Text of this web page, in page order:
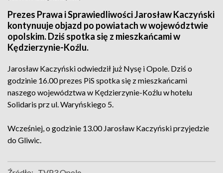
Prezes Prawa i Sprawiedliwości Jarosław Kaczyński
kontynuuje objazd po powiatach w województwie
opolskim. Dziś spotka się z mieszkańcami w
Kędzierzynie-Koźlu.
Jarosław Kaczyński odwiedził już Nysę i Opole. Dziś o
godzinie 16.00 prezes PiS spotka się z mieszkańcami
naszego województwa w Kędzierzynie-Koźlu w hotelu
Solidaris prz ul. Waryńskiego 5.
Wcześniej, o godzinie 13.00 Jarosław Kaczyński przyjedzie
do Gliwic.